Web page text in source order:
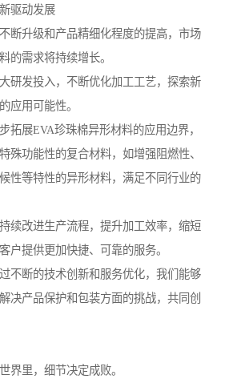
驱动发展
断升级和产品精细化程度的提高，市场
的需求将持续增长。
研发投入，不断优化加工工艺，探索新
应用可能性。
拓展EVA珍珠棉异形材料的应用边界，
殊功能性的复合材料，如增强阻燃性、
性等特性的异形材料，满足不同行业的
续改进生产流程，提升加工效率，缩短
户提供更加快捷、可靠的服务。
不断的技术创新和服务优化，我们能够
决产品保护和包装方面的挑战，共同创
界里，细节决定成败。